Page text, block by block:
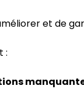
et de
: